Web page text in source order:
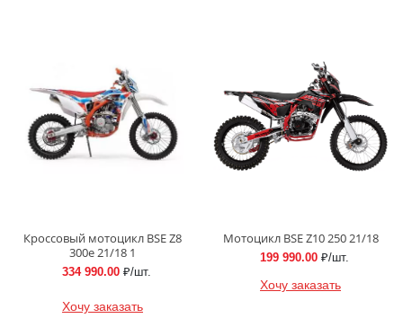
Кроссовый мотоцикл BSE Z8
300e 21/18 1
334 990.00 ₽/шт.
Хочу заказать
Мотоцикл BSE Z10 250 21/18
199 990.00 ₽/шт.
Хочу заказать